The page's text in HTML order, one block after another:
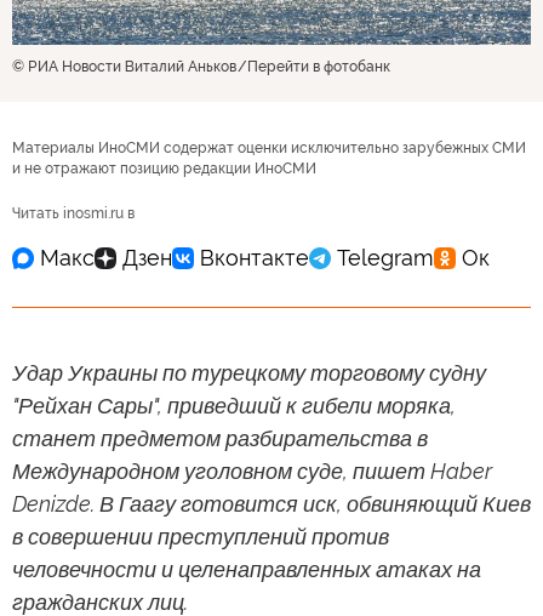
© РИА Новости Виталий Аньков Перейти в фотобанк
Материалы ИноСМИ содержат оценки исключительно зарубежных СМИ
и не отражают позицию редакции ИноСМИ
Читать inosmi.ru в
Удар Украины по турецкому торговому судну
"Рейхан Сары", приведший к гибели моряка,
станет предметом разбирательства в
Международном уголовном суде, пишет Haber
Denizde. В Гаагу готовится иск, обвиняющий Киев
в совершении преступлений против
человечности и целенаправленных атаках на
гражданских лиц.